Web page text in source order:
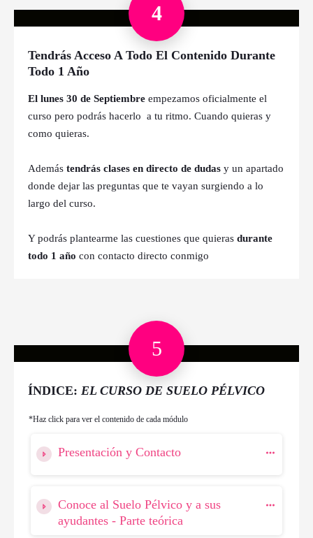
4
Tendrás Acceso A Todo El Contenido Durante
Todo 1 Año
El lunes 30 de Septiembre empezamos oficialmente el
curso pero podrás hacerlo a tu ritmo. Cuando quieras y
como quieras.
Además tendrás clases en directo de dudas y un apartado
donde dejar las preguntas que te vayan surgiendo a lo
largo del curso.
Y podrás plantearme las cuestiones que quieras durante
todo 1 año con contacto directo conmigo
5
ÍNDICE: EL CURSO DE SUELO PÉLVICO
*Haz click para ver el contenido de cada módulo
Presentación y Contacto
Conoce al Suelo Pélvico y a sus
ayudantes - Parte teórica